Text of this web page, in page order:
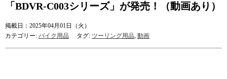
「BDVR-C003シリーズ」が発売！（動画あり）
掲載日：2025年04月01日（火）
カテゴリー: バイク用品 タグ: ツーリング用品, 動画